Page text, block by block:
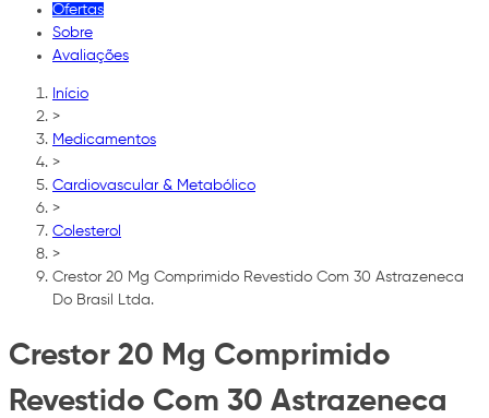
Ofertas
Sobre
Avaliações
Início
>
Medicamentos
>
Cardiovascular & Metabólico
>
Colesterol
>
Crestor 20 Mg Comprimido Revestido Com 30 Astrazeneca
Do Brasil Ltda.
Crestor 20 Mg Comprimido
Revestido Com 30 Astrazeneca